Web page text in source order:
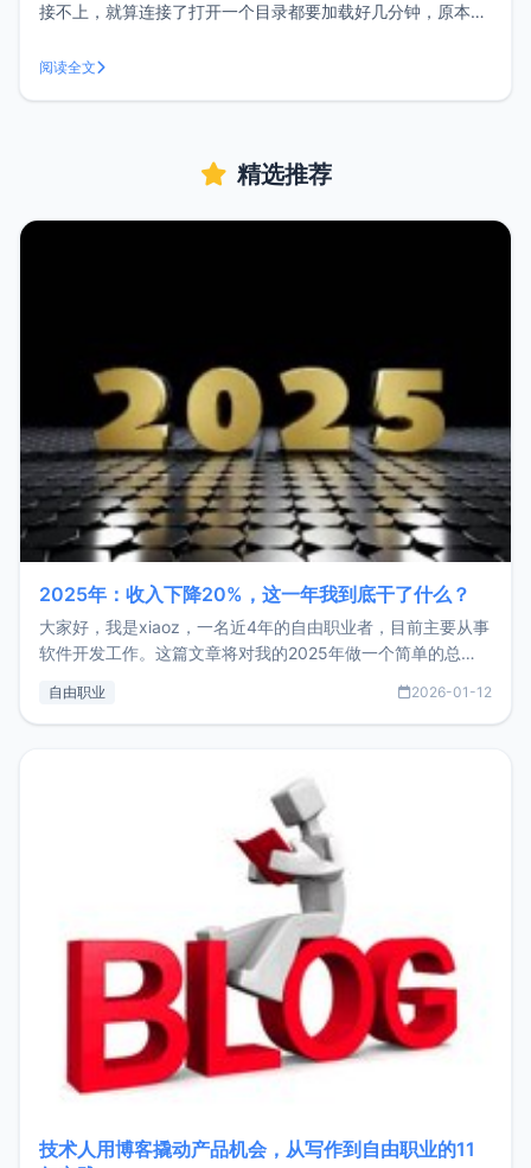
接不上，就算连接了打开一个目录都要加载好几分钟，原本以
flashFXP的设置问题，如果遇到同样问题的朋友可以试试看。
<br/ > 1、首先打开属性>>参数设置，或者直接按
阅读全文
精选推荐
2025年：收入下降20%，这一年我到底干了什么？
大家好，我是xiaoz，一名近4年的自由职业者，目前主要从事
软件开发工作。这篇文章将对我的2025年做一个简单的总
收入下降20%，但却过得很充实，2026年不求突破，但求保
自由职业 2026-01-12
技术人用博客撬动产品机会，从写作到自由职业的11